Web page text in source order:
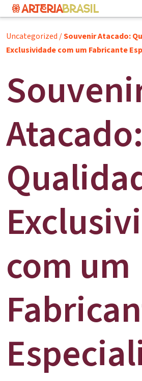
Uncategorized /Souvenir Atacado:
Exclusividade com um Fabricante
Atacado:
com um